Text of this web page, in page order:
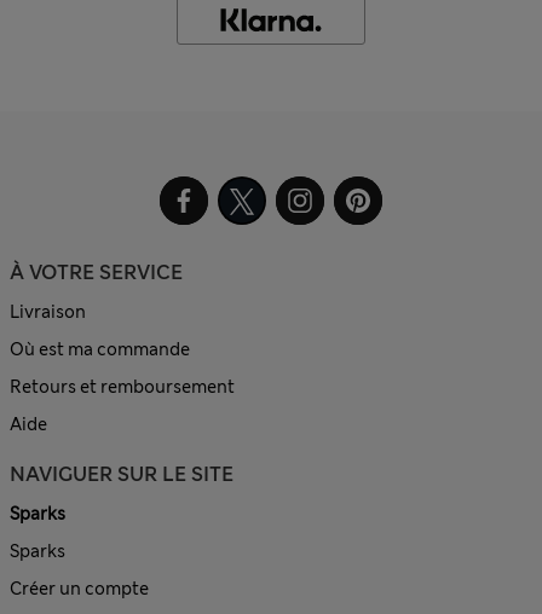
À VOTRE SERVICE
Livraison
Où est ma commande
Retours et remboursement
Aide
NAVIGUER SUR LE SITE
Sparks
Sparks
Créer un compte